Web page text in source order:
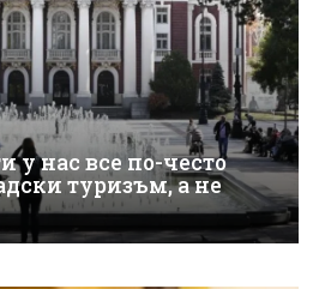
у нас все по-често
туризъм, а не